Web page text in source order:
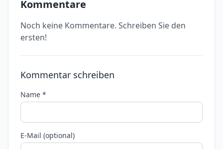
Kommentare
Noch keine Kommentare. Schreiben Sie den
ersten!
Kommentar schreiben
Name *
E-Mail (optional)